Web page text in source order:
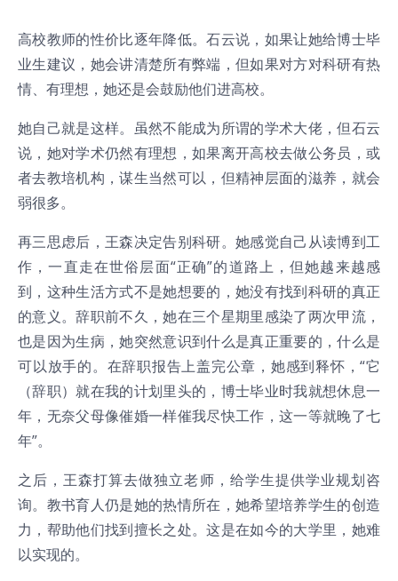
高校教师的性价比逐年降低。石云说，如果让她给博士毕
业生建议，她会讲清楚所有弊端，但如果对方对科研有热
情、有理想，她还是会鼓励他们进高校。
她自己就是这样。虽然不能成为所谓的学术大佬，但石云
说，她对学术仍然有理想，如果离开高校去做公务员，或
者去教培机构，谋生当然可以，但精神层面的滋养，就会
弱很多。
再三思虑后，王森决定告别科研。她感觉自己从读博到工
作，一直走在世俗层面“正确”的道路上，但她越来越感
到，这种生活方式不是她想要的，她没有找到科研的真正
的意义。辞职前不久，她在三个星期里感染了两次甲流，
也是因为生病，她突然意识到什么是真正重要的，什么是
可以放手的。在辞职报告上盖完公章，她感到释怀，“它
（辞职）就在我的计划里头的，博士毕业时我就想休息一
年，无奈父母像催婚一样催我尽快工作，这一等就晚了七
年”。
之后，王森打算去做独立老师，给学生提供学业规划咨
询。教书育人仍是她的热情所在，她希望培养学生的创造
力，帮助他们找到擅长之处。这是在如今的大学里，她难
以实现的。